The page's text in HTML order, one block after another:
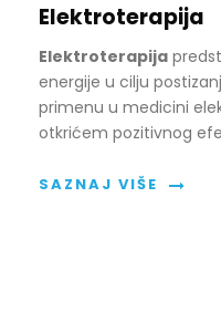
Elektroterapija
Elektroterapija
energije u cilju
primenu u medicini
otkrićem pozitivnog
SAZNAJ VIŠE